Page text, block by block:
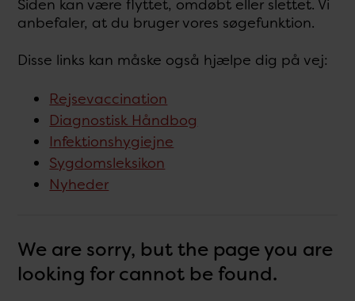
Siden kan være flyttet, omdøbt eller slettet. Vi
anbefaler, at du bruger vores søgefunktion.
Disse links kan måske også hjælpe dig på vej:
Rejsevaccination
Diagnostisk Håndbog
Infektionshygiejne
Sygdomsleksikon
Nyheder
We are sorry, but the page you are
looking for cannot be found.